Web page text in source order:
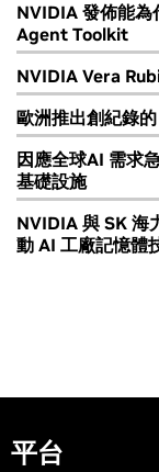
NVIDIA 發佈能
Agent Toolkit
NVIDIA Vera
歐洲推出創紀錄
因應全球AI 需求
基礎設施
NVIDIA 與 SK 海
動 AI 工廠記憶體
平台